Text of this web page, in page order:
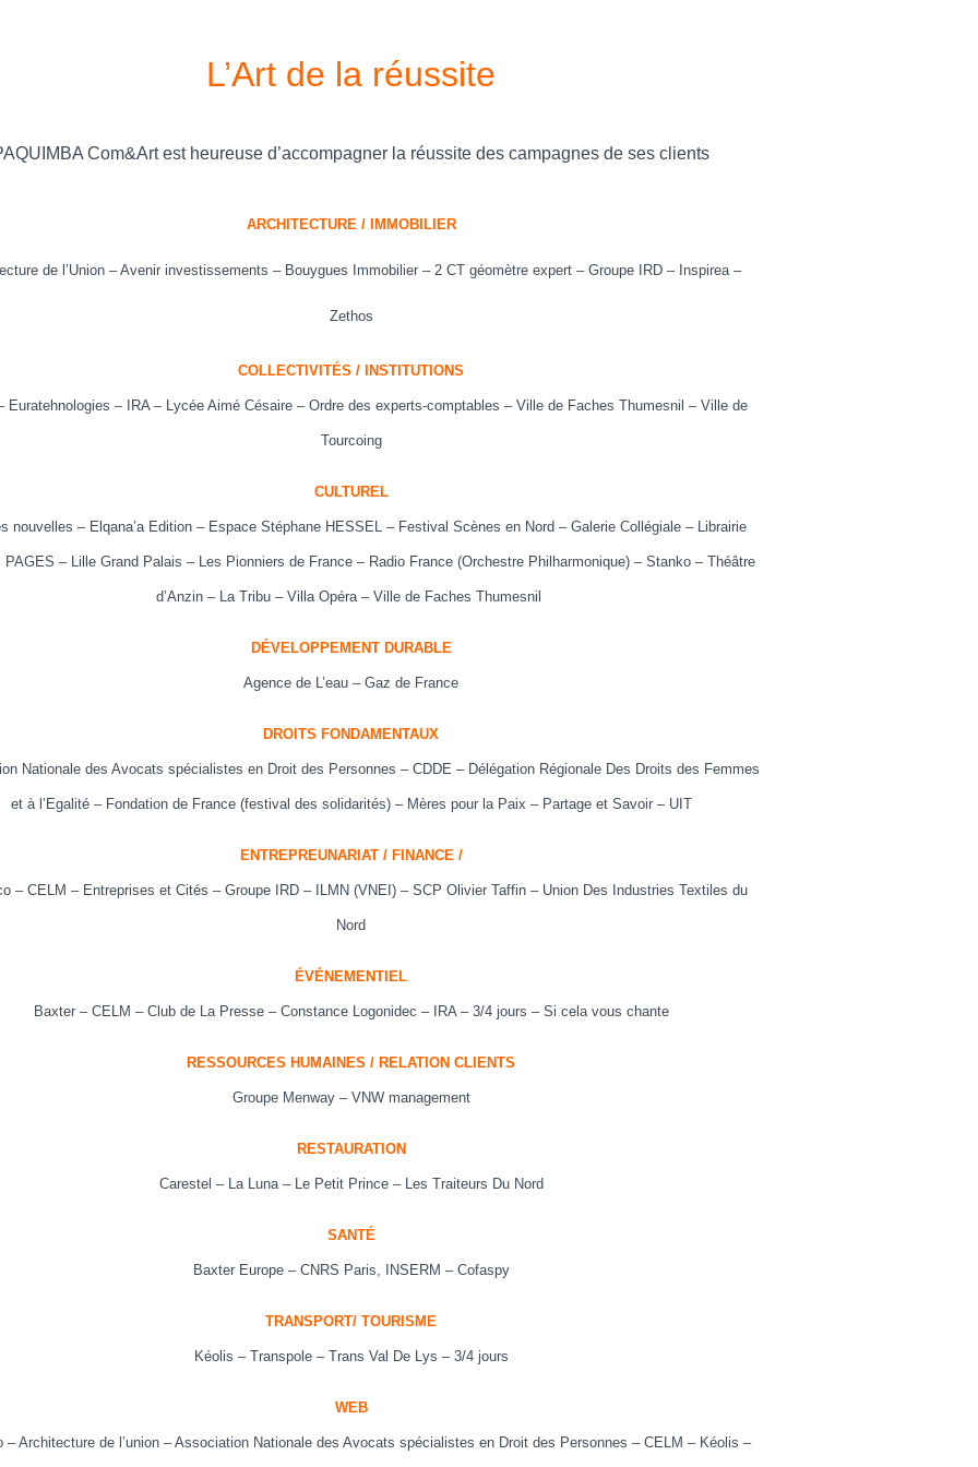
L’Art de la réussite
Com&Art est heureuse d’accompagner la réussite des campagnes de ses clients
ARCHITECTURE / IMMOBILIER
de l’Union – Avenir investissements – Bouygues Immobilier – 2 CT géomètre expert – Groupe IRD – Inspirea –
Zethos
COLLECTIVITÉS / INSTITUTIONS
Euratehnologies – IRA – Lycée Aimé Césaire – Ordre des experts-comptables – Ville de Faches Thumesnil – Ville de
Tourcoing
CULTUREL
nouvelles – Elqana’a Edition – Espace Stéphane HESSEL – Festival Scènes en Nord – Galerie Collégiale – Librairie
PAGES – Lille Grand Palais – Les Pionniers de France – Radio France (Orchestre Philharmonique) – Stanko – Théâtre
d’Anzin – La Tribu – Villa Opéra – Ville de Faches Thumesnil
DÉVELOPPEMENT DURABLE
Agence de L’eau – Gaz de France
DROITS FONDAMENTAUX
Nationale des Avocats spécialistes en Droit des Personnes – CDDE – Délégation Régionale Des Droits des Femmes
et à l’Egalité– Fondation de France (festival des solidarités) – Mères pour la Paix – Partage et Savoir – UIT
ENTREPREUNARIAT / FINANCE /
– CELM – Entreprises et Cités – Groupe IRD – ILMN (VNEI) – SCP Olivier Taffin – Union Des Industries Textiles du
Nord
ÉVÉNEMENTIEL
Baxter – CELM – Club de La Presse – Constance Logonidec – IRA – 3/4 jours – Si cela vous chante
RESSOURCES HUMAINES / RELATION CLIENTS
Groupe Menway – VNW management
RESTAURATION
Carestel – La Luna – Le Petit Prince – Les Traiteurs Du Nord
SANTÉ
Baxter Europe – CNRS Paris, INSERM – Cofaspy
TRANSPORT/ TOURISME
Kéolis – Transpole – Trans Val De Lys – 3/4 jours
WEB
– Architecture de l’union –Association Nationale des Avocats spécialistes en Droit des Personnes – CELM – Kéolis –